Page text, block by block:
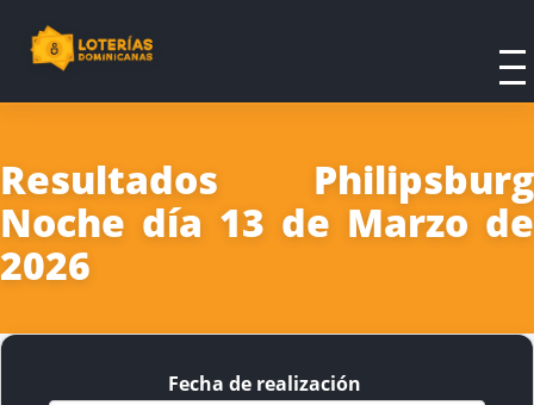
Resultados Philipsburg
Noche día 13 de Marzo de
2026
Fecha de realización